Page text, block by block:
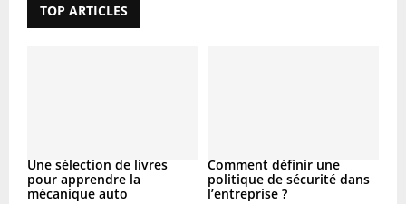
r
TOP ARTICLES
Une sélection de livres
pour apprendre la
mécanique auto
Comment définir une
politique de sécurité dans
l’entreprise ?